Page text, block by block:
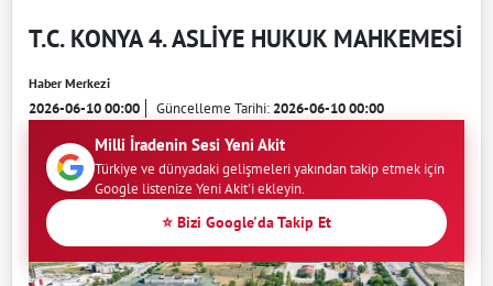
T.C. KONYA 4. ASLİYE HUKUK MAHKEMESİ
Haber Merkezi
2026-06-10 00:00 Güncelleme Tarihi:2026-06-10 00:00
Milli İradenin Sesi Yeni Akit
Türkiye ve dünyadaki gelişmeleri yakından takip etmek için
Google listenize Yeni Akit'i ekleyin.
⭐ Bizi Google'da Takip Et